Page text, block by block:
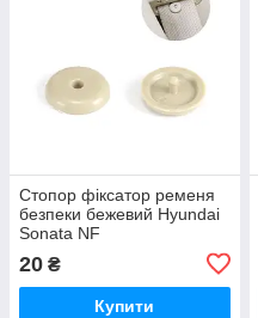
Стопор фіксатор ременя
безпеки бежевий Hyundai
Sonata NF
20 ₴
Купити